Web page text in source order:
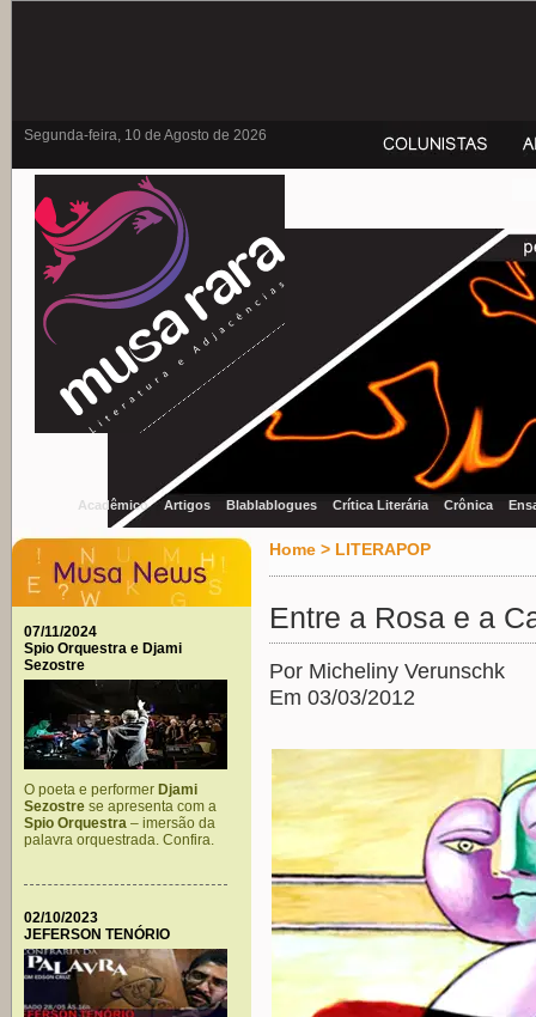
Segunda-feira, 10 de Agosto de 2026
Acadêmico Artigos Blablablogues Crítica Literária Crônica
07/11/2024
Spio Orquestra e Djami
Sezostre
O poeta e performer Djami
Sezostre se apresenta com a
Spio Orquestra – imersão da
palavra orquestrada. Confira.
02/10/2023
JEFERSON TENÓRIO
Home > LITERAPOP
Entre a Rosa e a
Por Micheliny Verunschk
Em 03/03/2012